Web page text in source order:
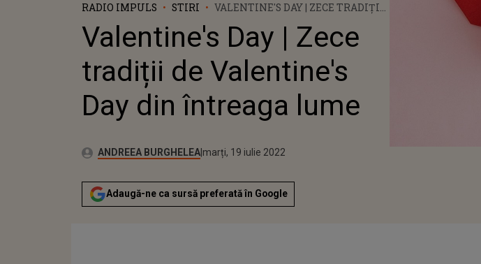
RADIO IMPULS STIRI
VALENTINE'S DAY | ZECE TRADIȚII
ÎNTREAGA LUME
Valentine's Day | Zece
tradiții de Valentine's
Day din întreaga lume
Autor:ANDREEA BURGHELEAPublicat:
miercuri, 10 februarie 2021
Actualizat:
marți, 19 iulie 2022
Adaugă-ne ca sursă preferată în Google